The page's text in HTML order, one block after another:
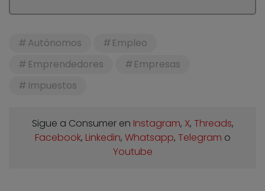
Autónomos
Empleo
Emprendedores
Empresas
Impuestos
Sigue a Consumer en Instagram, X, Threads,
Facebook, Linkedin, Whatsapp, Telegram o
Youtube